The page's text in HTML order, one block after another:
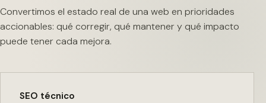
Convertimos el estado real de una web en prioridades
accionables: qué corregir, qué mantener y qué impacto
puede tener cada mejora.
SEO técnico